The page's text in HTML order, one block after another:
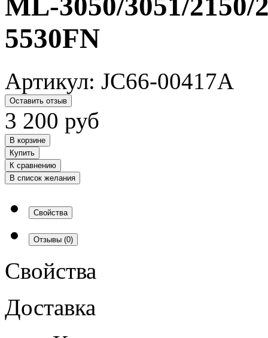
ML-3050/3051/2150/
5530FN
Артикул: JC66-00417A
Оставить отзыв
3 200 руб
В корзине
Купить
К сравнению
В список желания
Свойства
Отзывы (0)
Свойства
Доставка